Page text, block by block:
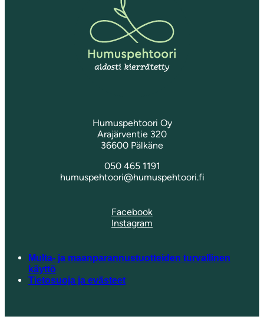
Humuspehtoori Oy
Arajärventie 320
36600 Pälkäne
050 465 1191
humuspehtoori@humuspehtoori.fi
Facebook
Instagram
Multa- ja maanparannustuotteiden turvallinen
käyttö
Tietosuoja ja evästeet